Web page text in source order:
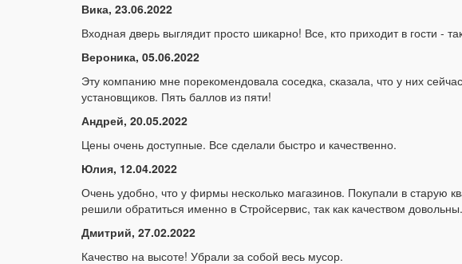
Вика, 23.06.2022
Входная дверь выглядит просто шикарно! Все, кто приходит в гости -
Вероника, 05.06.2022
Эту компанию мне порекомендовала соседка, сказала, что у них
установщиков. Пять баллов из пяти!
Андрей, 20.05.2022
Цены очень доступные. Все сделали быстро и качественно.
Юлия, 12.04.2022
Очень удобно, что у фирмы несколько магазинов. Покупали в старую
решили обратиться именно в Стройсервис, так как качеством
Дмитрий, 27.02.2022
Качество на высоте! Убрали за собой весь мусор.